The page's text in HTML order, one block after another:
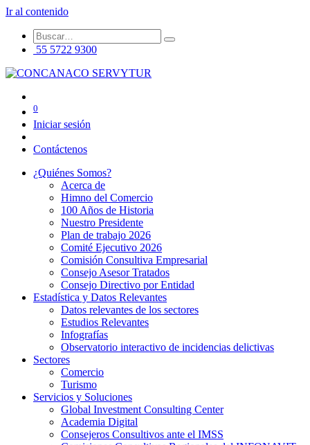
Ir al contenido
55 5722 9300
0
Iniciar sesión
Contáctenos
¿Quiénes Somos?
Acerca de
Himno del Comercio
100 Años de Historia
Nuestro Presidente
Plan de trabajo 2026
Comité Ejecutivo 2026
Comisión Consultiva Empresarial
Consejo Asesor Tratados
Consejo Directivo por Entidad
Estadística y Datos Relevantes
Datos relevantes de los sectores
Estudios Relevantes
Infografías
Observatorio interactivo de incidencias delictivas
Sectores
Comercio
Turismo
Servicios y Soluciones
Global Investment Consulting Center
Academia Digital
Consejeros Consultivos ante el IMSS